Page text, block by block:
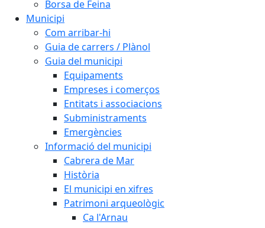
Borsa de Feina
Municipi
Com arribar-hi
Guia de carrers / Plànol
Guia del municipi
Equipaments
Empreses i comerços
Entitats i associacions
Subministraments
Emergències
Informació del municipi
Cabrera de Mar
Història
El municipi en xifres
Patrimoni arqueològic
Ca l'Arnau